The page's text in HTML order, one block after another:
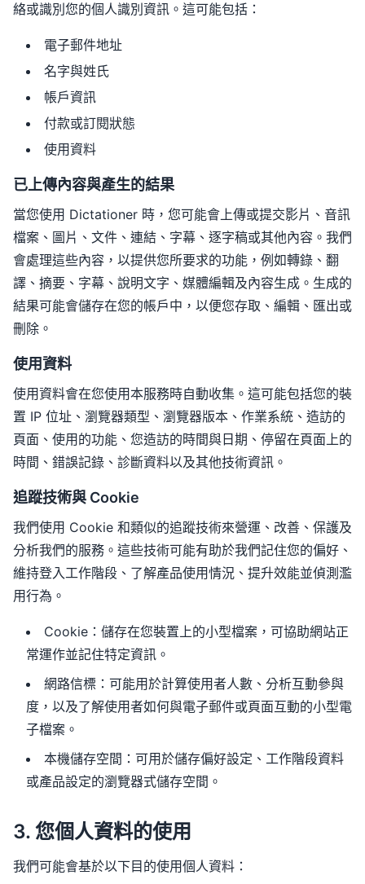
絡或識別您的個人識別資訊。這可能包括：
電子郵件地址
名字與姓氏
帳戶資訊
付款或訂閱狀態
使用資料
已上傳內容與產生的結果
當您使用 Dictationer 時，您可能會上傳或提交影片、音訊
檔案、圖片、文件、連結、字幕、逐字稿或其他內容。我們
會處理這些內容，以提供您所要求的功能，例如轉錄、翻
譯、摘要、字幕、說明文字、媒體編輯及內容生成。生成的
結果可能會儲存在您的帳戶中，以便您存取、編輯、匯出或
刪除。
使用資料
使用資料會在您使用本服務時自動收集。這可能包括您的裝
置 IP 位址、瀏覽器類型、瀏覽器版本、作業系統、造訪的
頁面、使用的功能、您造訪的時間與日期、停留在頁面上的
時間、錯誤記錄、診斷資料以及其他技術資訊。
追蹤技術與 Cookie
我們使用 Cookie 和類似的追蹤技術來營運、改善、保護及
分析我們的服務。這些技術可能有助於我們記住您的偏好、
維持登入工作階段、了解產品使用情況、提升效能並偵測濫
用行為。
Cookie：儲存在您裝置上的小型檔案，可協助網站正
常運作並記住特定資訊。
網路信標：可能用於計算使用者人數、分析互動參與
度，以及了解使用者如何與電子郵件或頁面互動的小型電
子檔案。
本機儲存空間：可用於儲存偏好設定、工作階段資料
或產品設定的瀏覽器式儲存空間。
3. 您個人資料的使用
我們可能會基於以下目的使用個人資料：